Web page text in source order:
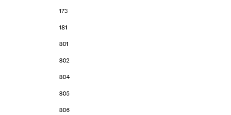
173
181
801
802
804
805
806